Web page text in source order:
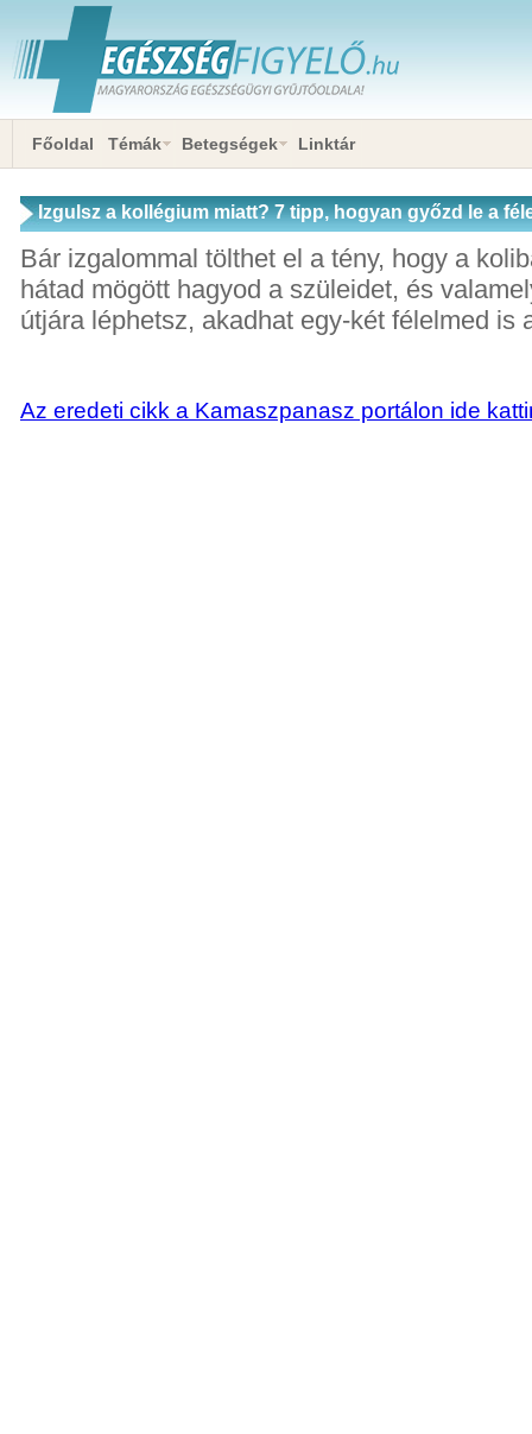
Főoldal Témák Betegségek Linktár
Izgulsz a kollégium miatt? 7 tipp, hogyan győzd le a
Bár izgalommal tölthet el a tény, hogy a
hátad mögött hagyod a szüleidet, és
útjára léphetsz, akadhat egy-két félelmed is
Az eredeti cikk a Kamaszpanasz portálon ide